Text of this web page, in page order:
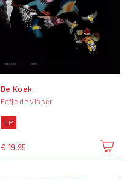
De Koek
Eefje de Visser
LP
€ 19,95